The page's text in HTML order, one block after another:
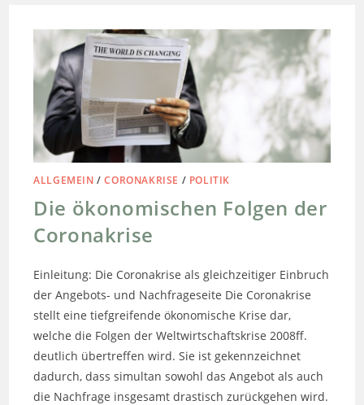
ALLGEMEIN /CORONAKRISE / POLITIK
Die ökonomischen Folgen der
Coronakrise
Einleitung: Die Coronakrise als gleichzeitiger Einbruch
der Angebots- und Nachfrageseite Die Coronakrise
stellt eine tiefgreifende ökonomische Krise dar,
welche die Folgen der Weltwirtschaftskrise 2008ff.
deutlich übertreffen wird. Sie ist gekennzeichnet
dadurch, dass simultan sowohl das Angebot als auch
die Nachfrage insgesamt drastisch zurückgehen wird.